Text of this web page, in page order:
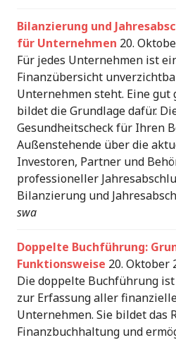
Bilanzierung und
für Unternehmen 20.
Für jedes Unternehmen ist
Finanzübersicht
Unternehmen steht. Eine
bildet die Grundlage dafür.
Gesundheitscheck für Ihren
Außenstehende über die
Investoren, Partner und
professioneller
Bilanzierung und
swa
Doppelte Buchführung:
Funktionsweise 20. Oktober
Die doppelte Buchführung
zur Erfassung aller
Unternehmen. Sie bildet das
Finanzbuchhaltung und